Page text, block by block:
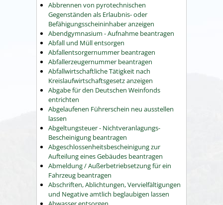
Abbrennen von pyrotechnischen
Gegenständen als Erlaubnis- oder
Befähigungsscheininhaber anzeigen
Abendgymnasium - Aufnahme beantragen
Abfall und Müll entsorgen
Abfallentsorgernummer beantragen
Abfallerzeugernummer beantragen
Abfallwirtschaftliche Tätigkeit nach
Kreislaufwirtschaftsgesetz anzeigen
Abgabe für den Deutschen Weinfonds
entrichten
Abgelaufenen Führerschein neu ausstellen
lassen
Abgeltungsteuer - Nichtveranlagungs-
Bescheinigung beantragen
Abgeschlossenheitsbescheinigung zur
Aufteilung eines Gebäudes beantragen
Abmeldung / Außerbetriebsetzung für ein
Fahrzeug beantragen
Abschriften, Ablichtungen, Vervielfältigungen
und Negative amtlich beglaubigen lassen